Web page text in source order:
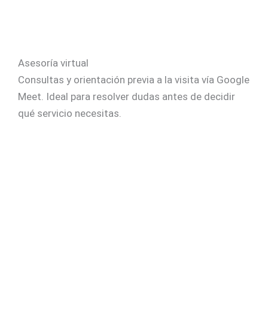
Asesoría virtual
Consultas y orientación previa a la visita vía Google
Meet. Ideal para resolver dudas antes de decidir
qué servicio necesitas.